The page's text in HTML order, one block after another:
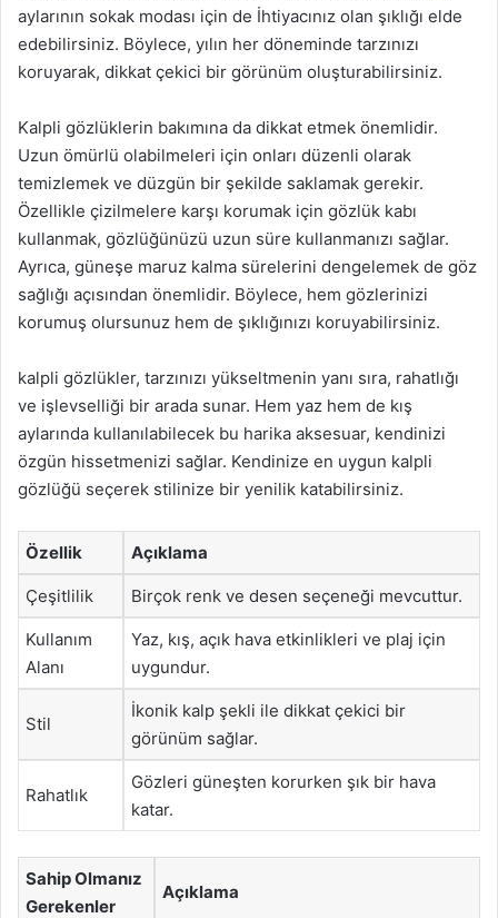
aylarının sokak modası için de İhtiyacınız olan şıklığı elde
edebilirsiniz. Böylece, yılın her döneminde tarzınızı
koruyarak, dikkat çekici bir görünüm oluşturabilirsiniz.
Kalpli gözlüklerin bakımına da dikkat etmek önemlidir.
Uzun ömürlü olabilmeleri için onları düzenli olarak
temizlemek ve düzgün bir şekilde saklamak gerekir.
Özellikle çizilmelere karşı korumak için gözlük kabı
kullanmak, gözlüğünüzü uzun süre kullanmanızı sağlar.
Ayrıca, güneşe maruz kalma sürelerini dengelemek de göz
sağlığı açısından önemlidir. Böylece, hem gözlerinizi
korumuş olursunuz hem de şıklığınızı koruyabilirsiniz.
kalpli gözlükler, tarzınızı yükseltmenin yanı sıra, rahatlığı
ve işlevselliği bir arada sunar. Hem yaz hem de kış
aylarında kullanılabilecek bu harika aksesuar, kendinizi
özgün hissetmenizi sağlar. Kendinize en uygun kalpli
gözlüğü seçerek stilinize bir yenilik katabilirsiniz.
Özellik Açıklama
Çeşitlilik Birçok renk ve desen seçeneği mevcuttur.
Kullanım
Alanı
Yaz, kış, açık hava etkinlikleri ve plaj için
uygundur.
Stil
İkonik kalp şekli ile dikkat çekici bir
görünüm sağlar.
Rahatlık
Gözleri güneşten korurken şık bir hava
katar.
Sahip Olmanız
Gerekenler
Açıklama